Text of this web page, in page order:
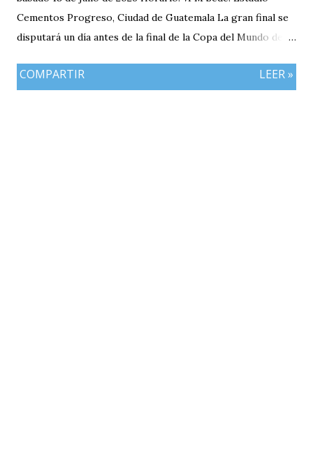
Cementos Progreso, Ciudad de Guatemala La gran final se
disputará un día antes de la final de la Copa del Mundo de la
especialmente futbolera para los aficionados
COMPARTIR LEER »